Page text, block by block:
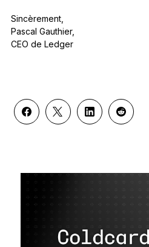
Sincèrement,
Pascal Gauthier,
CEO de Ledger